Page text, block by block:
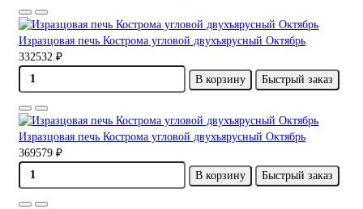
Изразцовая печь Кострома угловой двухъярусный Октябрь
332532 ₽
В корзину
Быстрый заказ
Изразцовая печь Кострома угловой двухъярусный Октябрь
369579 ₽
В корзину
Быстрый заказ